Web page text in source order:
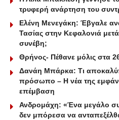
τρυφερή ανάρτηση του
Ελένη Μενεγάκη: Έβγαλε
Τασίας στην Κεφαλονιά
συνέβη;
Θρήνος- Πέθανε μόλις στα
Δανάη Μπάρκα: Τι
πρόσωπο – Η νέα της
επέμβαση
Ανδρομάχη: «Ένα μεγάλο
δεν μπόρεσα να